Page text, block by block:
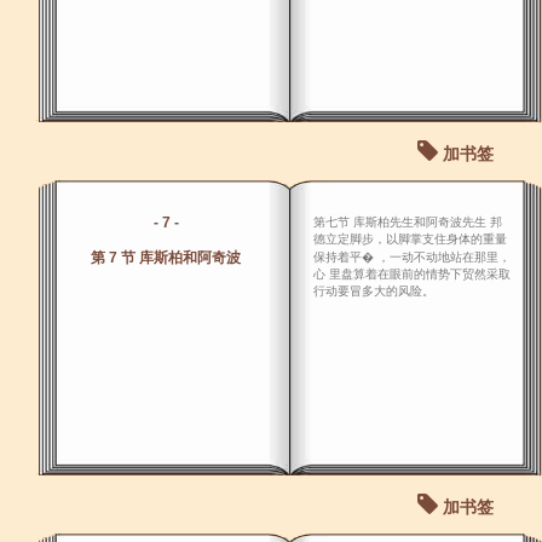
加书签
- 7 -
第 7 节 库斯柏和阿奇波
第七节 库斯柏先生和阿奇波先生 邦
德立定脚步，以脚掌支住身体的重量
保持着平� ，一动不动地站在那里，
心 里盘算着在眼前的情势下贸然采取
行动要冒多大的风险。
加书签